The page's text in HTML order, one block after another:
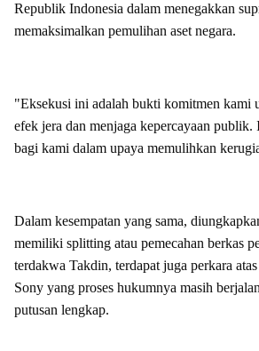
Republik Indonesia dalam menegakkan
memaksimalkan pemulihan aset negara.
"Eksekusi ini adalah bukti komitmen kami
efek jera dan menjaga kepercayaan publik.
bagi kami dalam upaya memulihkan
Dalam kesempatan yang sama,
memiliki splitting atau pemecahan berkas
terdakwa Takdin, terdapat juga perkara
Sony yang proses hukumnya masih
putusan lengkap.